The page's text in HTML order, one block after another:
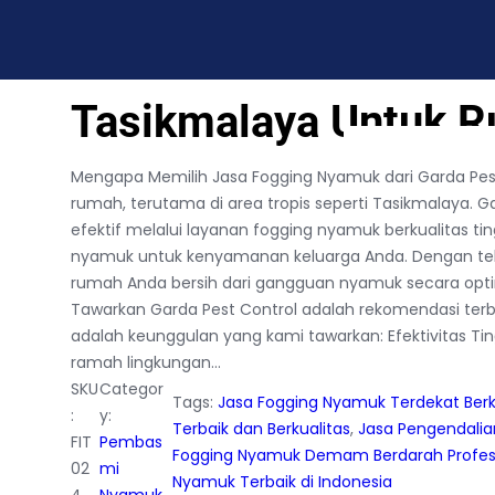
Tasikmalaya Untuk
Mengapa Memilih Jasa Fogging Nyamuk dari Garda
rumah, terutama di area tropis seperti Tasikmalaya.
efektif melalui layanan fogging nyamuk berkualitas
nyamuk untuk kenyamanan keluarga Anda. Dengan
rumah Anda bersih dari gangguan nyamuk secara
Tawarkan Garda Pest Control adalah rekomendasi
adalah keunggulan yang kami tawarkan: Efektivitas
ramah lingkungan…
SKU
:
FIT
02
Categor
y:
Pembas
mi
Tags: Jasa Fogging Nyamuk Terdekat
Terbaik dan Berkualitas, Jasa
Fogging Nyamuk Demam Berdarah
Nyamuk Terbaik di Indonesia